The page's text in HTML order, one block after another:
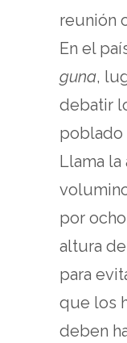
reunión
En el
guna,
debatir
poblado
Llama la
por
altura
para
que los
deben